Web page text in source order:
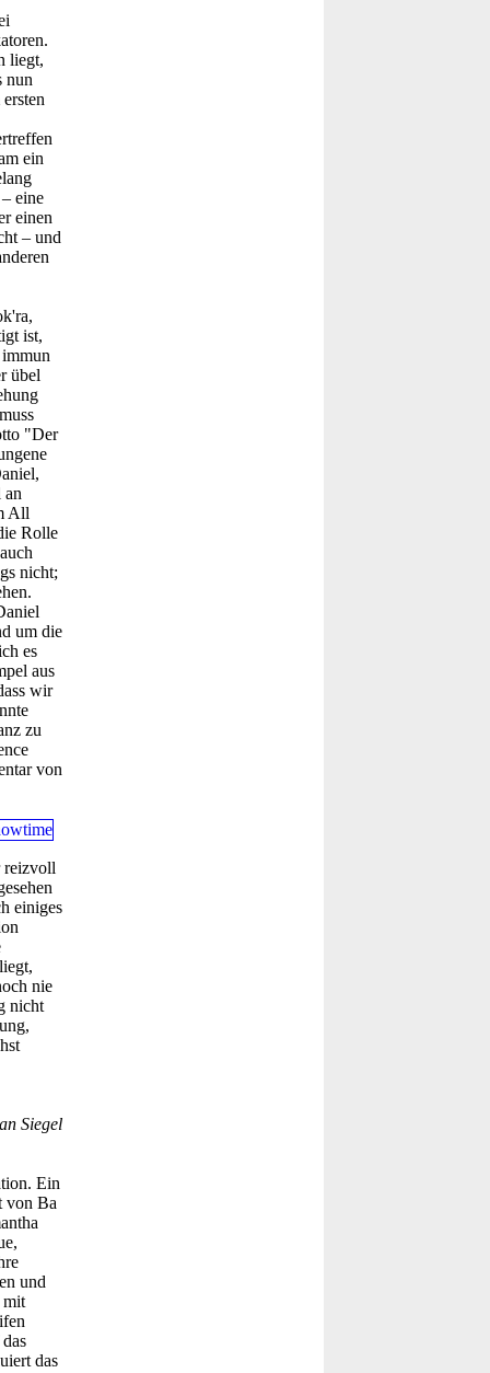
liegt,
nun
ein
eine
einen
– und
ist,
übel
"Der
an
All
Rolle
nicht;
um die
es
aus
wir
zu
von
reizvoll
einiges
nie
nicht
Siegel
Ein
von Ba
und
mit
das